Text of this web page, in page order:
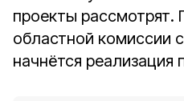
проекты
областной комиссии
начнётся реализация